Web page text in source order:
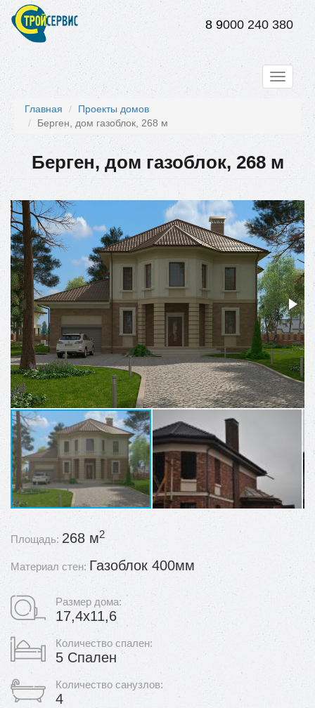
Перейти
основному
8 9000 240 380
Toggle
Главная
Проекты домов
Берген, дом газоблок, 268 м
Берген, дом газоблок, 268 м
Площадь: 268 м2
Материал стен: Газоблок 400мм
Размер дома:
17,4х11,6
Количество спален:
5 Cпален
Количество санузлов:
4